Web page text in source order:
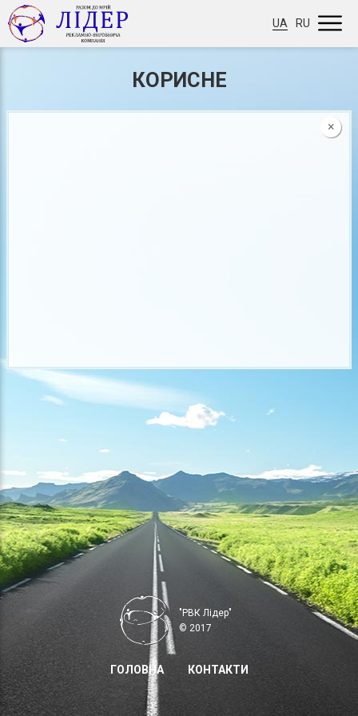
UA RU
КОРИСНЕ
×
"РВК Лідер"
© 2017
ГОЛОВНА КОНТАКТИ